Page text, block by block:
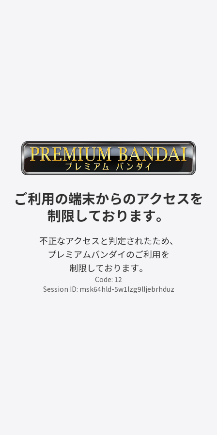
ご利用の端末からのアクセスを
制限しております。
不正なアクセスと判定されたため、
プレミアムバンダイのご利用を
制限しております。
Code: 12
Session ID: msk64hld-5w1lzg9lljebrhduz